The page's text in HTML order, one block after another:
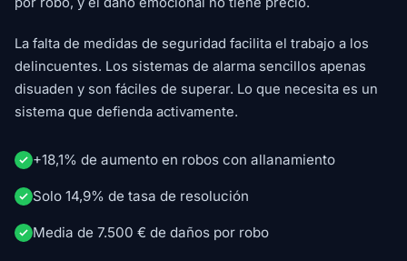
La falta de medidas de seguridad facilita el trabajo a los
delincuentes. Los sistemas de alarma sencillos apenas
disuaden y son fáciles de superar. Lo que necesita es un
sistema que defienda activamente.
+18,1% de aumento en robos con allanamiento
Solo 14,9% de tasa de resolución
Media de 7.500 € de daños por robo